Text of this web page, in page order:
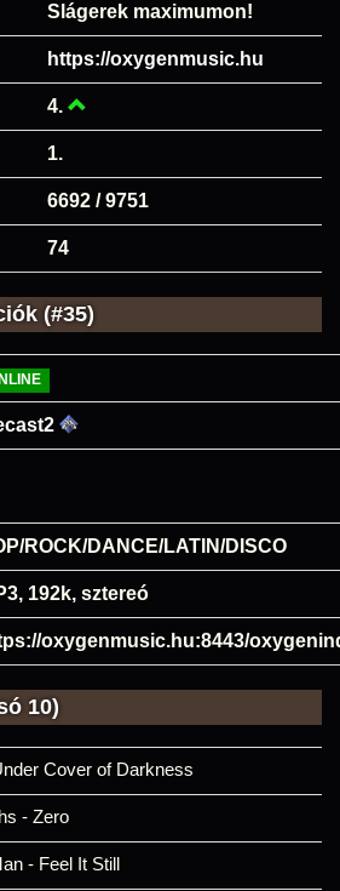
Slágerek maximumon!
https://oxygenmusic.hu
4.
1.
6692 / 9751
74
(#35)
ROCK/DANCE/LATIN/DISCO
192k, sztereó
oxygenmusic.hu:8443/
10)
Cover of Darkness
- Zero
- Feel It Still